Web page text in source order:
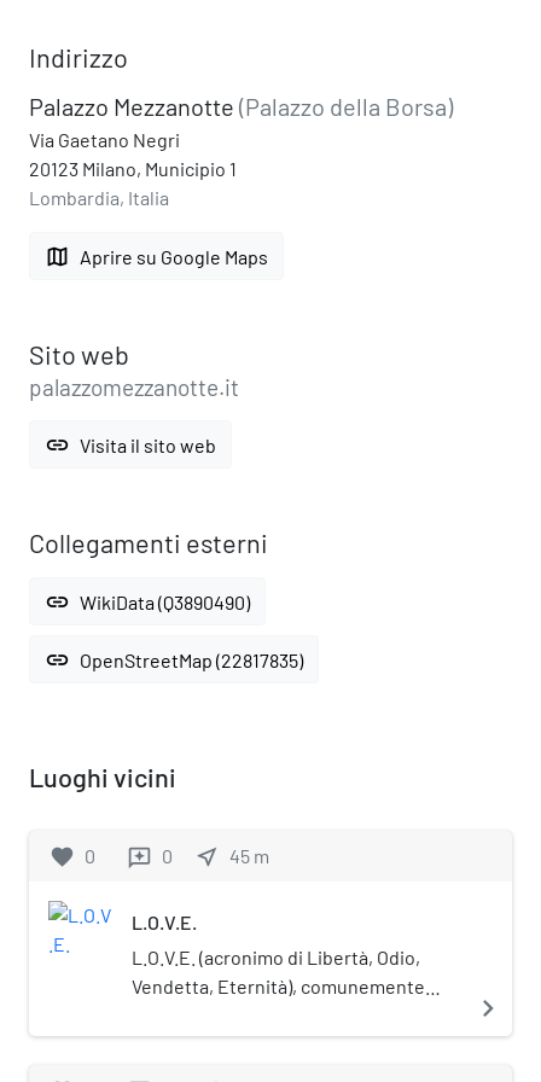
Indirizzo
Palazzo Mezzanotte (Palazzo della Borsa)
Via Gaetano Negri
20123 Milano, Municipio 1
Lombardia, Italia
map Aprire su Google Maps
Sito web
palazzomezzanotte.it
link Visita il sito web
Collegamenti esterni
link WikiData (Q3890490)
link OpenStreetMap (22817835)
Luoghi vicini
favorite 0 reviews 0 near_me 45 m
L.O.V.E.
L.O.V.E. (acronimo di Libertà, Odio,
Vendetta, Eternità), comunemente
dell'artista italiano Maurizio Cattelan.
navigate_next